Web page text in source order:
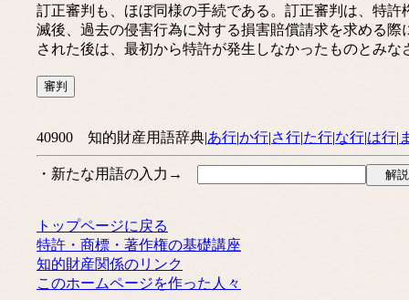
訂正審判も、ほぼ同様の手続である。訂正審判は、特
滅後、過去の侵害行為に対する損害賠償請求を求める
された後は、最初から特許が発生しなかったものとみ
40900 知的財産用語辞典|あ行|か行|さ行|た行|な行|は行|
・新たな用語の入力→
トップページに戻る
特許・商標・著作権の基礎講座
知的財産関係のリンク
このホームページを作った人々